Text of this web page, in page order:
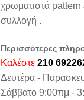
χρωματιστά pattern
συλλογή .
Περισσότερες
Καλέστε 210
Δευτέρα -
Σάββατο 9:00πμ -